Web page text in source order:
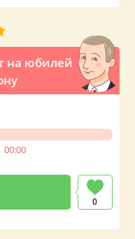
на юбилей
00:00
0